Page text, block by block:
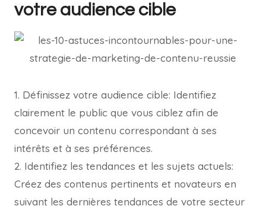
votre audience cible
1. Définissez votre audience cible: Identifiez
clairement le public que vous ciblez afin de
concevoir un contenu correspondant à ses
intérêts et à ses préférences.
2. Identifiez les tendances et les sujets actuels:
Créez des contenus pertinents et novateurs en
suivant les dernières tendances de votre secteur